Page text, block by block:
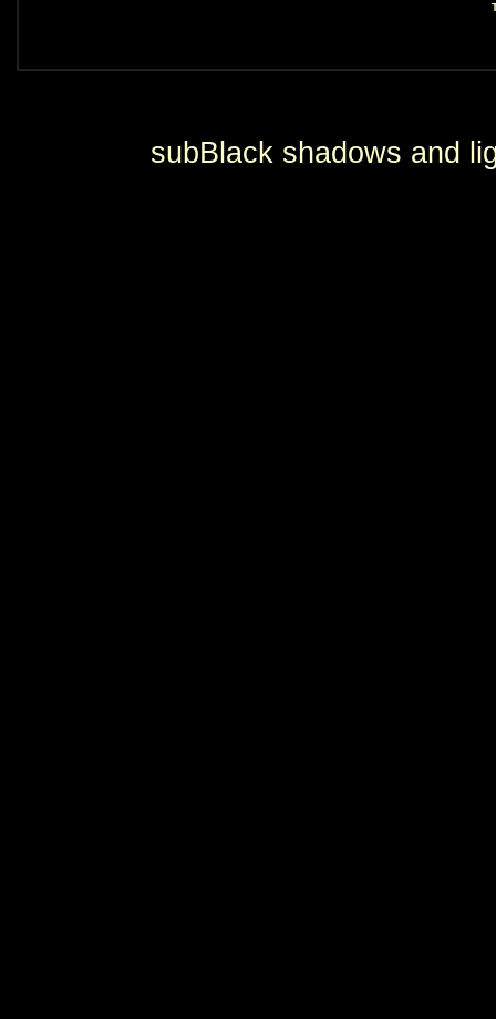
subBlack shadows and